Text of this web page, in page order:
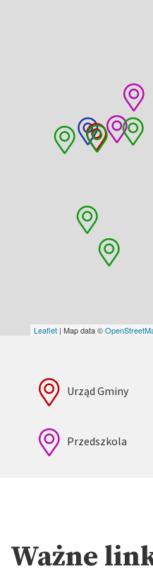
Leaflet | Map data ©
Urząd Gminy
Przedszkola
Ważne